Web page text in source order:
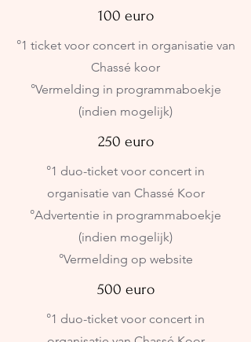
100 euro
°1 ticket voor concert in organisatie van
Chassé koor
°Vermelding in programmaboekje
(indien mogelijk)
250 euro
°1 duo-ticket voor concert in
organisatie van Chassé Koor
°Advertentie in programmaboekje
(indien mogelijk)
°Vermelding op website
500 euro
°1 duo-ticket voor concert in